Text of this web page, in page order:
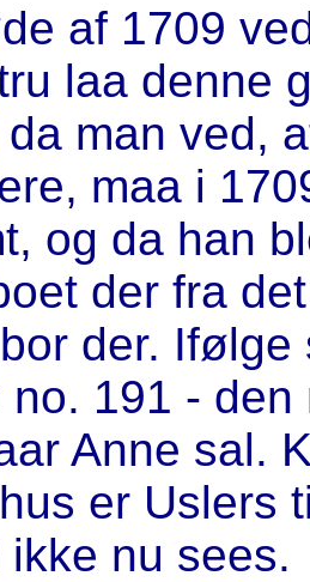
af 1709
laa denne
man ved,
maa i
og da han
der fra
der.
no. 191 -
Anne sal.
er Uslers
nu sees.